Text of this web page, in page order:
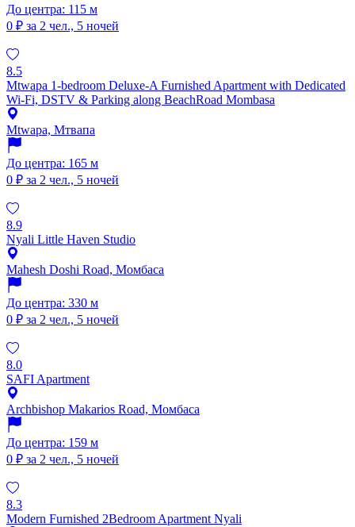
До центра: 115 м
0 ₽ за 2 чел., 5 ночей
8.5
Mtwapa 1-bedroom Deluxe-A Furnished Apartment with Dedicated
Wi-Fi, DSTV & Parking along BeachRoad Mombasa
Mtwapa, Мтвапа
До центра: 165 м
0 ₽ за 2 чел., 5 ночей
8.9
Nyali Little Haven Studio
Mahesh Doshi Road, Момбаса
До центра: 330 м
0 ₽ за 2 чел., 5 ночей
8.0
SAFI Apartment
Archbishop Makarios Road, Момбаса
До центра: 159 м
0 ₽ за 2 чел., 5 ночей
8.3
Modern Furnished 2Bedroom Apartment Nyali